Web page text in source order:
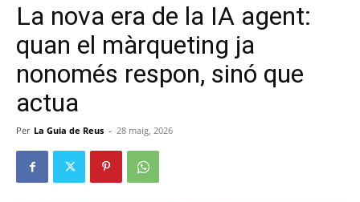
La nova era de la IA agent:
quan el màrqueting ja
nonomés respon, sinó que
actua
Per La Guia de Reus - 28 maig, 2026